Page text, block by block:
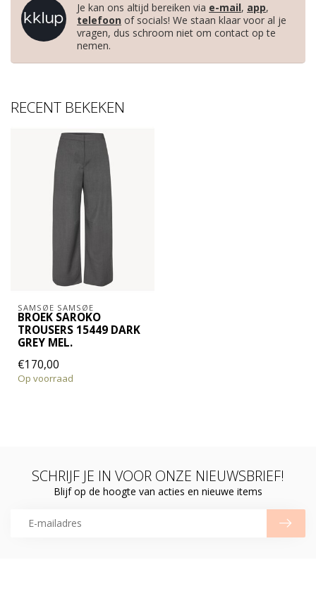
Je kan ons altijd bereiken via e-mail, app,
telefoon of socials! We staan klaar voor al je
vragen, dus schroom niet om contact op te
nemen.
RECENT BEKEKEN
SAMSØE SAMSØE
BROEK SAROKO
TROUSERS 15449 DARK
GREY MEL.
€170,00
Op voorraad
SCHRIJF JE IN VOOR ONZE NIEUWSBRIEF!
Blijf op de hoogte van acties en nieuwe items